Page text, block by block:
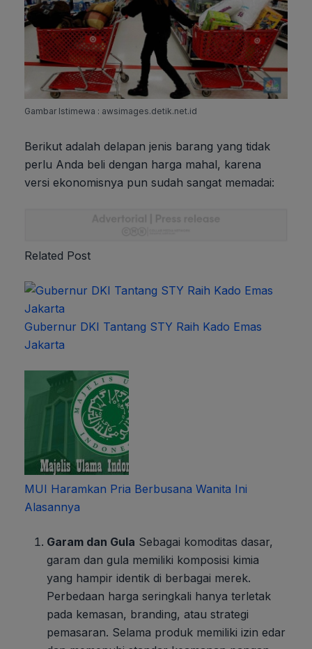
Gambar Istimewa : awsimages.detik.net.id
Berikut adalah delapan jenis barang yang tidak
perlu Anda beli dengan harga mahal, karena
versi ekonomisnya pun sudah sangat memadai:
Related Post
Gubernur DKI Tantang STY Raih Kado Emas
Jakarta
MUI Haramkan Pria Berbusana Wanita Ini
Alasannya
Garam dan Gula Sebagai komoditas dasar,
garam dan gula memiliki komposisi kimia
yang hampir identik di berbagai merek.
Perbedaan harga seringkali hanya terletak
pada kemasan, branding, atau strategi
pemasaran. Selama produk memiliki izin edar